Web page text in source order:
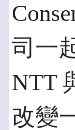
司一
NTT
改變